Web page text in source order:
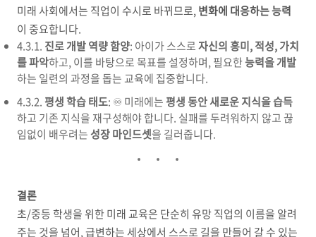
미래 사회에서는 직업이 수시로 바뀌므로, 변화에 대응하는 능력
이 중요합니다.
4.3.1. 진로 개발 역량 함양: 아이가 스스로자신의 흥미, 적성, 가치
를 파악하고, 이를 바탕으로 목표를 설정하며, 필요한능력을 개발
하는 일련의 과정을 돕는 교육에 집중합니다.
4.3.2. 평생 학습 태도: ♾️ 미래에는 평생 동안 새로운 지식을 습득
하고 기존 지식을 재구성해야 합니다. 실패를 두려워하지 않고 끊
임없이 배우려는성장 마인드셋을 길러줍니다.
결론
초/중등 학생을 위한 미래 교육은 단순히 유망 직업의 이름을 알려
주는 것을 넘어, 급변하는 세상에서 스스로 길을 만들어 갈 수 있는